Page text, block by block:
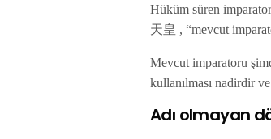
Hüküm süren
天皇 , “mevcut
Mevcut imparatoru
kullanılması nadirdir
Adı olmayan